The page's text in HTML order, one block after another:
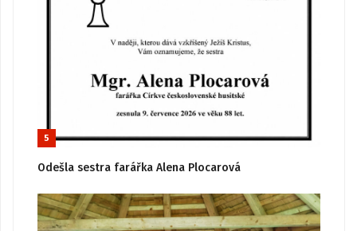
5
Odešla sestra farářka Alena Plocarová